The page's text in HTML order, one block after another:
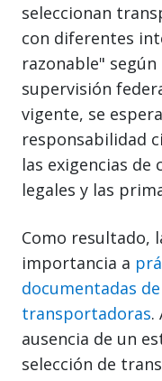
seleccionan
con diferentes
razonable"
supervisión
vigente, se
responsabilidad
las exigencias
legales y las
Como resultado,
importancia a
documentadas
transportadoras.
ausencia de un
selección de